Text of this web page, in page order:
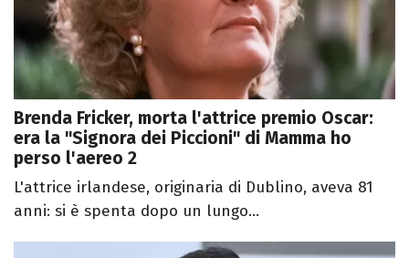
Brenda Fricker, morta l'attrice premio Oscar:
era la "Signora dei Piccioni" di Mamma ho
perso l'aereo 2
L'attrice irlandese, originaria di Dublino, aveva 81
anni: si è spenta dopo un lungo...